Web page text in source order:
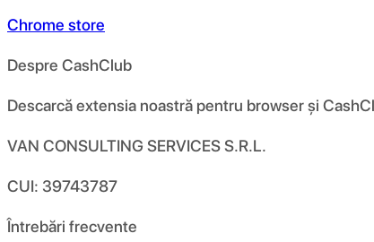
Chrome store
Despre CashClub
Descarcă extensia noastră pentru browser și
VAN CONSULTING SERVICES S.R.L.
CUI: 39743787
Întrebări frecvente